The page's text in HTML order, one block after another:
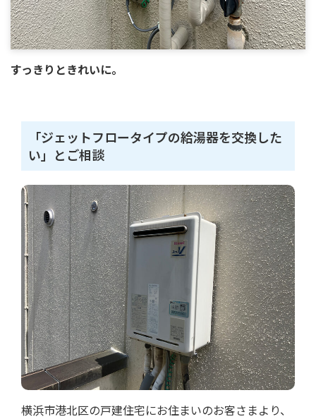
すっきりときれいに。
「ジェットフロータイプの給湯器を交換した
い」とご相談
横浜市港北区の戸建住宅にお住まいのお客さまより、